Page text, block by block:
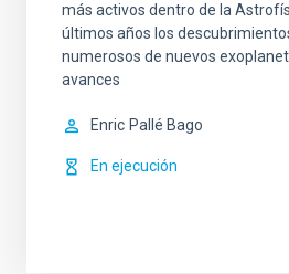
más activos dentro de la
últimos años los
numerosos de nuevos
avances
Enric Pallé Bago
En ejecución